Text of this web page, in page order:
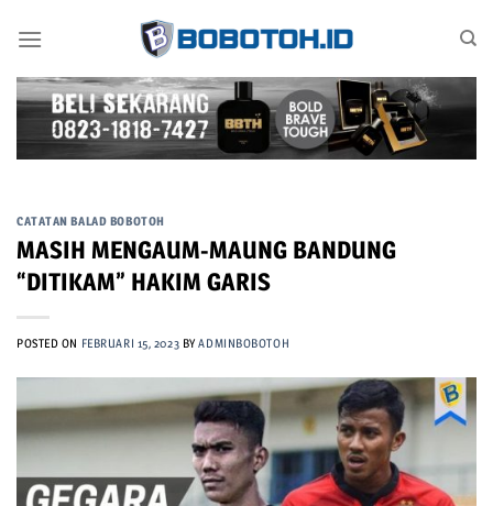
CATATAN BALAD BOBOTOH
MASIH MENGAUM-MAUNG BANDUNG
“DITIKAM” HAKIM GARIS
POSTED ON FEBRUARI 15, 2023 BYADMINBOBOTOH